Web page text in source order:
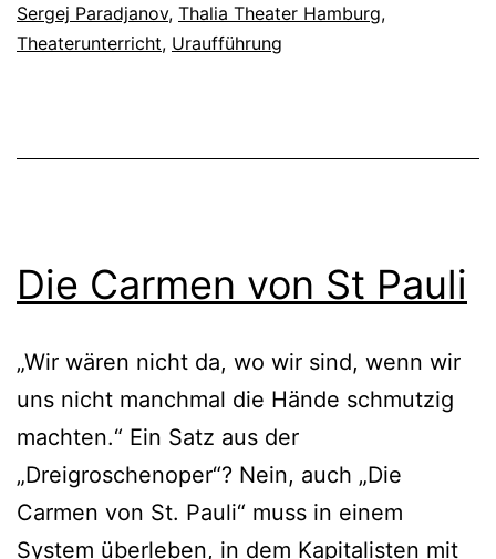
Sergej Paradjanov, Thalia Theater Hamburg,
Theaterunterricht, Uraufführung
Die Carmen von St Pauli
„Wir wären nicht da, wo wir sind, wenn wir
uns nicht manchmal die Hände schmutzig
machten.“ Ein Satz aus der
„Dreigroschenoper“? Nein, auch „Die
Carmen von St. Pauli“ muss in einem
System überleben, in dem Kapitalisten mit